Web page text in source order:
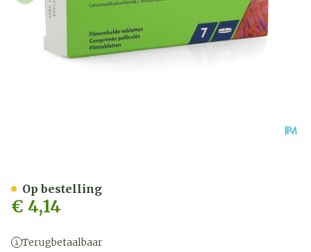
€ 4,14
Terugbetaalbaar
Op bestelling